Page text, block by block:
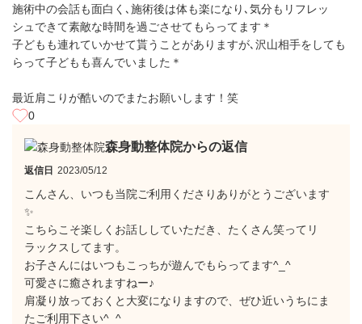
施術中の会話も面白く､施術後は体も楽になり､気分もリフレッ
シュできて素敵な時間を過ごさせてもらってます＊
子どもも連れていかせて貰うことがありますが､沢山相手をしても
らって子どもも喜んでいました＊
最近肩こりが酷いのでまたお願いします！笑
0
森身動整体院からの返信
返信日 2023/05/12
こんさん、いつも当院ご利用くださりありがとうございます
✨
こちらこそ楽しくお話ししていただき、たくさん笑ってリ
ラックスしてます。
お子さんにはいつもこっちが遊んでもらってます^_^
可愛さに癒されますねー♪
肩凝り放っておくと大変になりますので、ぜひ近いうちにま
たご利用下さい^_^